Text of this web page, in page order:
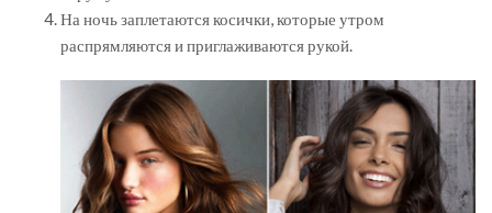
На ночь заплетаются косички, которые утром
распрямляются и приглаживаются рукой.